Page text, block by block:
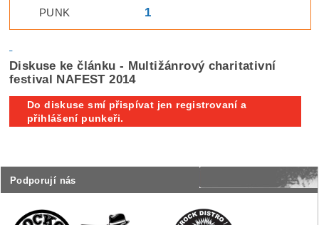
Podporují nás
PUNK 1
Diskuse ke článku - Multižánrový charitativní
festival NAFEST 2014
Do diskuse smí přispívat jen registrovaní a
přihlášení punkeři.